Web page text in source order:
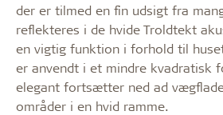
der er tilmed en fin udsigt fra
reflekteres i de hvide Troldtekt
en vigtig funktion i forhold til
er anvendt i et mindre kvadratisk
elegant fortsætter ned ad
områder i en hvid ramme.